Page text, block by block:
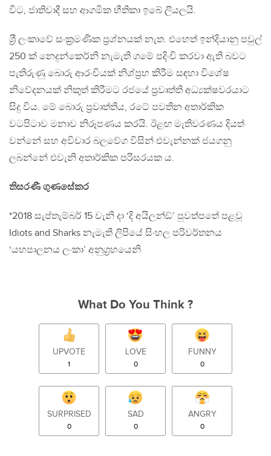
විට, ජාතිවාදී සහ ආගමික භීතිකා ඉබේ ලියලයි.
ශ‍්‍රී ලංකාවේ සංක‍්‍රමණික ප‍්‍රශ්නයක් නැත. එහෙත් ඉන්දියානු පවුල්
250 ක් නෙදුන්කෙර්නි නැමැති ගමේ පදිංචි කරවා ඇති බවට
පැතිරුණු බොරු ආරංචියක් නිශ්ප‍්‍රභ කිරීම සඳහා විශේෂ
නිවේදනයක් නිකුත් කිරීමට රජයේ ප‍්‍රවෘත්ති අධ්‍යක්ෂවරයාට
සිදු විය. මේ බොරු ප‍්‍රවෘත්තිය, රටේ පවතින අතාර්කික
වටපිටාව මනාව නිරූපණය කරයි. ඊළඟ මැතිවරණය දියත්
වන්නේ සහ අවිචාර බලවේග විසින් එවැන්නක් ජයගනු
ලබන්නේ එවැනි අතාර්කික පරිසරයක ය.
තිසරණී ගුණසේකර
*2018 සැප්තැම්බර් 15 වැනි දා ‘දි අයිලන්ඞ්’ පුවත්පතේ පළවූ
Idiots and Sharks නැමැති ලිපියේ සිංහල පරිවර්තනය
‘යහපාලනය ලංකා’ අනුග‍්‍රහයෙනි
What Do You Think ?
UPVOTE
1
LOVE
0
FUNNY
0
SURPRISED
0
SAD
0
ANGRY
0